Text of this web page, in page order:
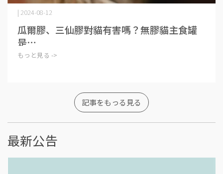
| 2024-08-12
瓜爾膠、三仙膠對貓有害嗎？無膠貓主食罐
是⋯
もっと見る ->
記事をもっる見る
最新公告